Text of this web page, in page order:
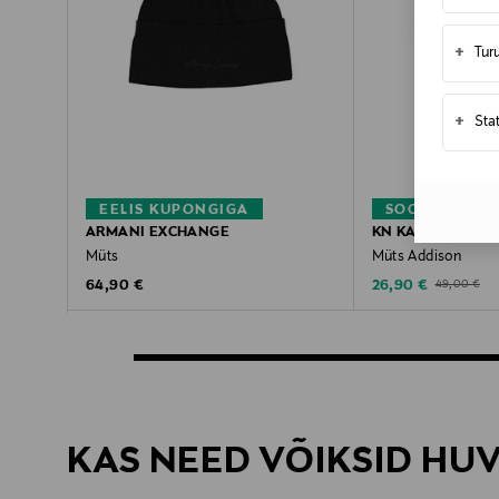
+
+
EELIS KUPONGIGA
ARMANI EXCHANGE
Müts
Original Price
64,90 €
SOODUSTUS
KN KATI NIEMI
Müts Addison
Discounted Price
26,90 € Original Price
49,00 €
KAS NEED VÕIKSID